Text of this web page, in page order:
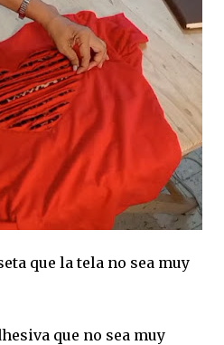
que la tela no sea muy
que no sea muy